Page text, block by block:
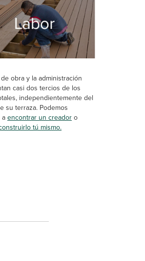
obra y la administración
casi dos tercios de los
independientemente del
su terraza. Podemos
a encontrar un creador o
tú mismo.